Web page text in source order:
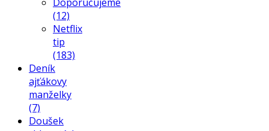
(12)
Netflix
tip
(183)
Deník
ajťákovy
manželky
(7)
Doušek